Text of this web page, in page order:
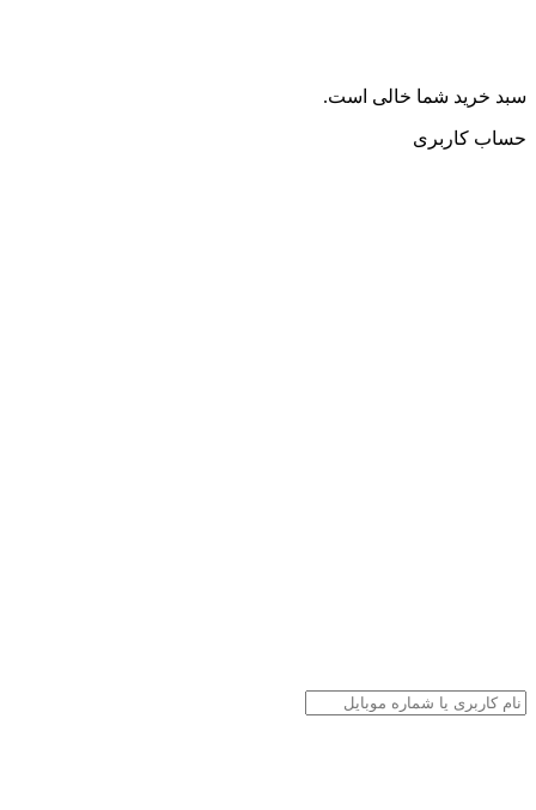
سبد خرید شما خالی است.
حساب کاربری